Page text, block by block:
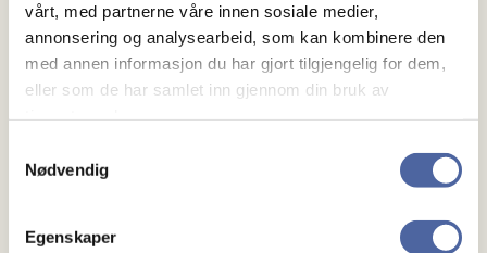
vårt, med partnerne våre innen sosiale medier,
annonsering og analysearbeid, som kan kombinere den
med annen informasjon du har gjort tilgjengelig for dem,
eller som de har samlet inn gjennom din bruk av
Nødvendig
Egenskaper
Vi har tilgang til HC-toalett og fullt kjøkken, så det blir
muligheter for kaffe/te og litt sosialt samvær etter
økten for dem som ønsker det.
roge.moe@gmail.com